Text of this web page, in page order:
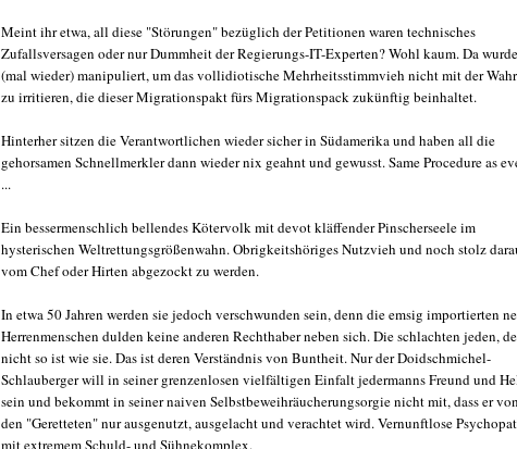
Meint ihr etwa, all diese "Störungen" bezüglich der Petitionen waren technisches
Zufallsversagen oder nur Dummheit der Regierungs-IT-Experten? Wohl kaum. Da wurde
(mal wieder) manipuliert, um das vollidiotische Mehrheitsstimmvieh nicht mit der
zu irritieren, die dieser Migrationspakt fürs Migrationspack zukünftig beinhaltet.
Hinterher sitzen die Verantwortlichen wieder sicher in Südamerika und haben all die
gehorsamen Schnellmerkler dann wieder nix geahnt und gewusst. Same Procedure as
...
Ein bessermenschlich bellendes Kötervolk mit devot kläffender Pinscherseele im
hysterischen Weltrettungsgrößenwahn. Obrigkeitshöriges Nutzvieh und noch stolz
vom Chef oder Hirten abgezockt zu werden.
In etwa 50 Jahren werden sie jedoch verschwunden sein, denn die emsig importierten
Herrenmenschen dulden keine anderen Rechthaber neben sich. Die schlachten jeden,
nicht so ist wie sie. Das ist deren Verständnis von Buntheit. Nur der Doidschmichel-
Schlauberger will in seiner grenzenlosen vielfältigen Einfalt jedermanns Freund und
sein und bekommt in seiner naiven Selbstbeweihräucherungsorgie nicht mit, dass er von
den "Geretteten" nur ausgenutzt, ausgelacht und verachtet wird. Vernunftlose